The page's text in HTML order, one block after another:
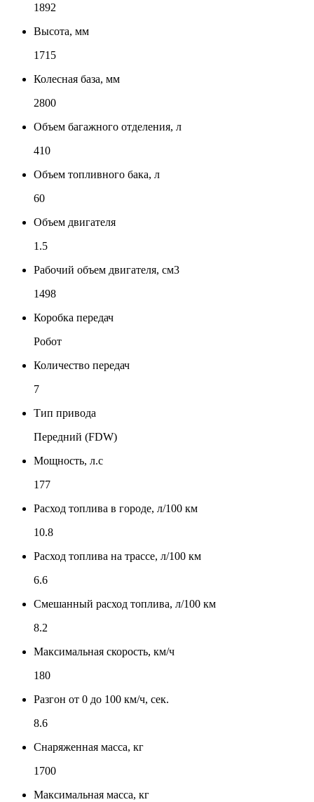
1892
Высота, мм
1715
Колесная база, мм
2800
Объем багажного отделения, л
410
Объем топливного бака, л
60
Объем двигателя
1.5
Рабочий объем двигателя, см3
1498
Коробка передач
Робот
Количество передач
7
Тип привода
Передний (FDW)
Мощность, л.с
177
Расход топлива в городе, л/100 км
10.8
Расход топлива на трассе, л/100 км
6.6
Смешанный расход топлива, л/100 км
8.2
Максимальная скорость, км/ч
180
Разгон от 0 до 100 км/ч, сек.
8.6
Снаряженная масса, кг
1700
Максимальная масса, кг